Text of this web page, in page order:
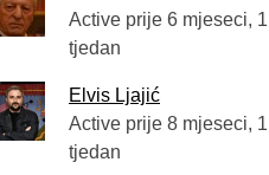
Active prije 6 mjeseci, 1
tjedan
Elvis Ljajić
Active prije 8 mjeseci, 1
tjedan